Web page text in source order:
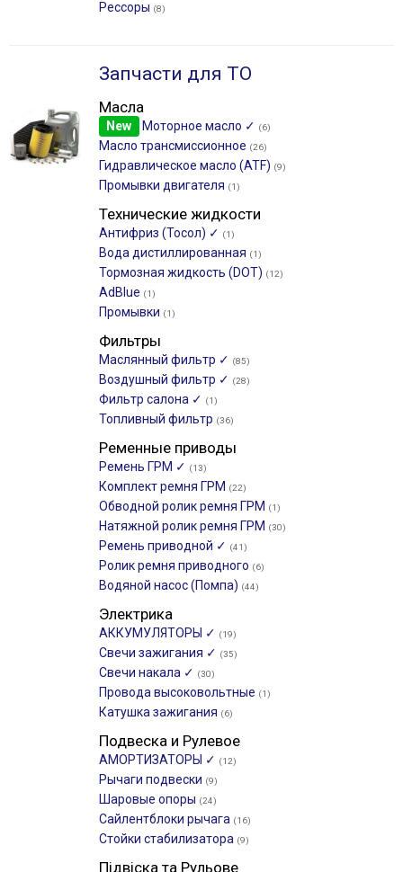
Рессоры (8)
Запчасти для ТО
Масла
New Моторное масло ✓ (6)
Масло трансмиссионное (26)
Гидравлическое масло (ATF) (9)
Промывки двигателя (1)
Технические жидкости
Антифриз (Тосол) ✓ (1)
Вода дистиллированная (1)
Тормозная жидкость (DOT) (12)
AdBlue (1)
Промывки (1)
Фильтры
Маслянный фильтр ✓ (85)
Воздушный фильтр ✓ (28)
Фильтр салона ✓ (1)
Топливный фильтр (36)
Ременные приводы
Ремень ГРМ ✓ (13)
Комплект ремня ГРМ (22)
Обводной ролик ремня ГРМ (1)
Натяжной ролик ремня ГРМ (30)
Ремень приводной ✓ (41)
Ролик ремня приводного (6)
Водяной насос (Помпа) (44)
Электрика
АККУМУЛЯТОРЫ ✓ (19)
Свечи зажигания ✓ (35)
Свечи накала ✓ (30)
Провода высоковольтные (1)
Катушка зажигания (6)
Подвеска и Рулевое
АМОРТИЗАТОРЫ ✓ (12)
Рычаги подвески (9)
Шаровые опоры (24)
Сайлентблоки рычага (16)
Стойки стабилизатора (9)
Підвіска та Рульове